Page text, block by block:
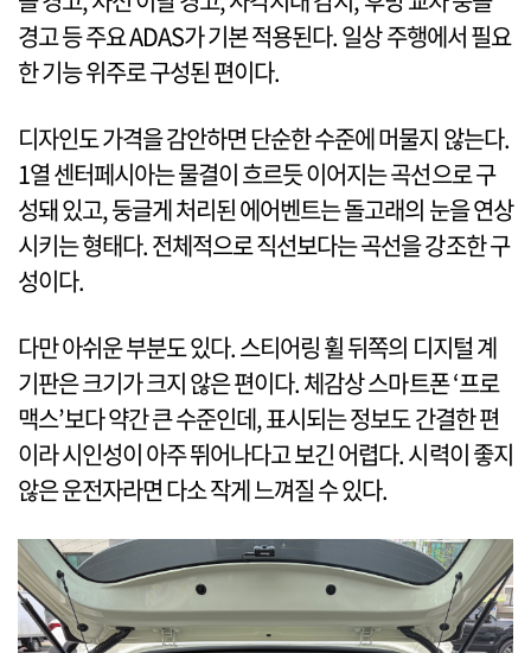
경고 등 주요 ADAS가 기본 적용된다. 일상 주행에서 필요
한 기능 위주로 구성된 편이다.
디자인도 가격을 감안하면 단순한 수준에 머물지 않는다.
1열 센터페시아는 물결이 흐르듯 이어지는 곡선으로 구
성돼 있고, 둥글게 처리된 에어벤트는 돌고래의 눈을 연상
시키는 형태다. 전체적으로 직선보다는 곡선을 강조한 구
성이다.
다만 아쉬운 부분도 있다. 스티어링 휠 뒤쪽의 디지털 계
기판은 크기가 크지 않은 편이다. 체감상 스마트폰 ‘프로
맥스’보다 약간 큰 수준인데, 표시되는 정보도 간결한 편
이라 시인성이 아주 뛰어나다고 보긴 어렵다. 시력이 좋지
않은 운전자라면 다소 작게 느껴질 수 있다.